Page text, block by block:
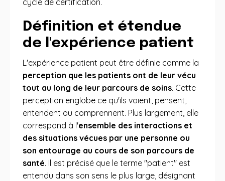
cycle de certification.
Définition et étendue
de l'expérience patient
L'expérience patient peut être définie comme la
perception que les patients ont de leur vécu
tout au long de leur parcours de soins. Cette
perception englobe ce qu'ils voient, pensent,
entendent ou comprennent. Plus largement, elle
correspond à l'ensemble des interactions et
des situations vécues par une personne ou
son entourage au cours de son parcours de
santé. Il est précisé que le terme "patient" est
entendu dans son sens le plus large, désignant